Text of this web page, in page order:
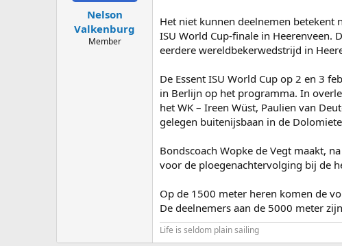
Nelson
Valkenburg
Member
Het niet kunnen deelnemen betekent
ISU World Cup-finale in Heerenveen.
eerdere wereldbekerwedstrijd in
De Essent ISU World Cup op 2 en 3
in Berlijn op het programma. In
het WK – Ireen Wüst, Paulien van
gelegen buitenijsbaan in de
Bondscoach Wopke de Vegt maakt,
voor de ploegenachtervolging bij de
Op de 1500 meter heren komen de
De deelnemers aan de 5000 meter
Life is seldom plain sailing